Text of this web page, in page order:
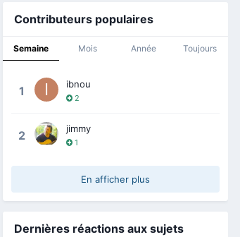
Contributeurs populaires
Semaine Mois Année Toujours
1 ibnou
2
2 jimmy
1
En afficher plus
Dernières réactions aux sujets